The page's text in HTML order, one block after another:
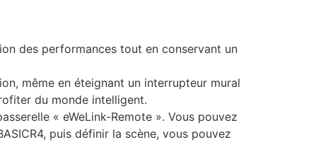
des performances tout en conservant un
même en éteignant un interrupteur mural
du monde intelligent.
« eWeLink-Remote ». Vous pouvez
puis définir la scène, vous pouvez